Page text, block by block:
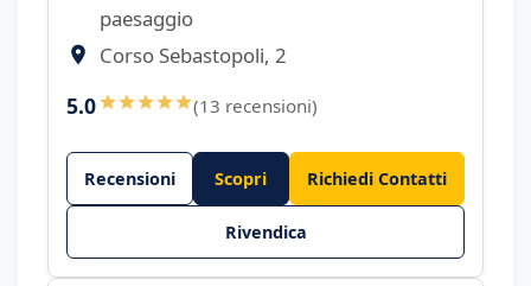
paesaggio
Corso Sebastopoli, 2
5.0 (13 recensioni)
Recensioni Scopri Richiedi Contatti
Rivendica